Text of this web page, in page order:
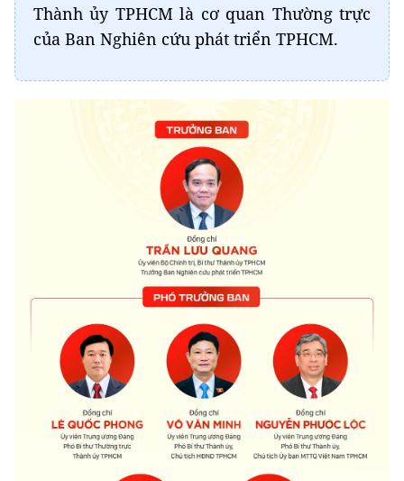
Thành ủy TPHCM là cơ quan Thường trực
của Ban Nghiên cứu phát triển TPHCM.